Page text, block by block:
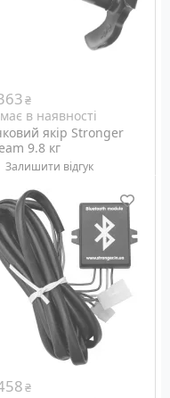
₴
в наявності
якір Stronger
9.8 кг
Залишити відгук
9.8 кг для катерів
₴